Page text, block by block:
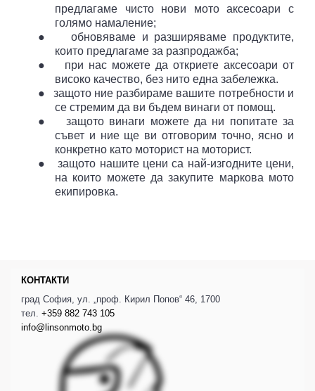
предлагаме чисто нови мото аксесоари с
голямо намаление;
●
обновяваме и разширяваме продуктите,
които предлагаме за разпродажба;
●
при нас можете да откриете аксесоари от
високо качество, без нито една забележка.
●
защото ние разбираме вашите потребности и
се стремим да ви бъдем винаги от помощ.
●
защото винаги можете да ни попитате за
съвет и ние ще ви отговорим точно, ясно и
конкретно като моторист на моторист.
●
защото нашите цени са най-изгодните цени,
на които можете да закупите маркова мото
екипировка.
КОНТАКТИ
град София, ул. „проф. Кирил Попов“ 46, 1700
тел. +359 882 743 105
info@linsonmoto.bg